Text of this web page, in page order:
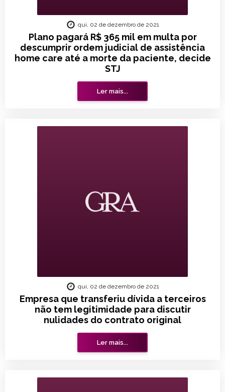
Plano pagará R$ 365 mil em multa por
descumprir ordem judicial de assistência
home care até a morte da paciente, decide
STJ
qui, 02 de dezembro de 2021
Ler mais...
Empresa que transferiu dívida a terceiros
não tem legitimidade para discutir
nulidades do contrato original
qui, 02 de dezembro de 2021
Ler mais...